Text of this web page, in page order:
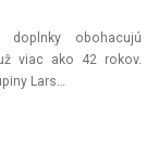
doplnky obohacujú
viac ako 42 rokov.
Lars…